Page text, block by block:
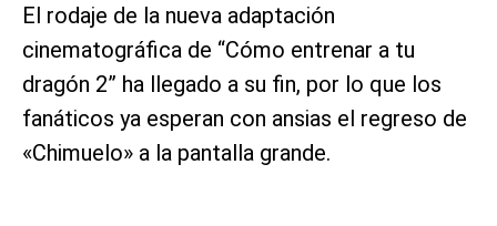
El rodaje de la nueva adaptación
cinematográfica de “Cómo entrenar a tu
dragón 2” ha llegado a su fin, por lo que los
fanáticos ya esperan con ansias el regreso de
«Chimuelo» a la pantalla grande.